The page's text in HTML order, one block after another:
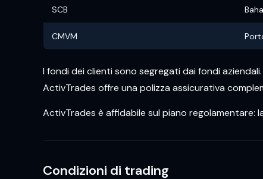
SCB
CMVM
I fondi dei clienti sono segregati dai fondi
ActivTrades offre una polizza assicurativa
ActivTrades è affidabile sul piano
Condizioni di trading